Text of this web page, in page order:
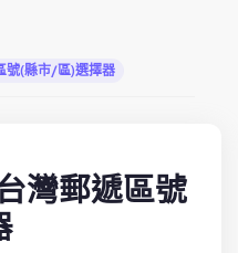
號(縣市/區)選擇器
灣郵遞區號